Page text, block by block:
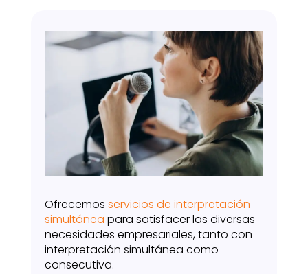
Ofrecemos servicios de interpretación
simultánea para satisfacer las diversas
necesidades empresariales, tanto con
interpretación simultánea como
consecutiva.